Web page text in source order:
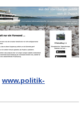
www.politik-